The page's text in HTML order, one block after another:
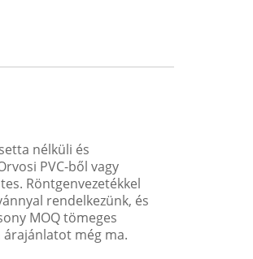
nélküli és
PVC-ből vagy
Röntgenvezetékkel
rendelkezünk, és
MOQ tömeges
árajánlatot még ma.